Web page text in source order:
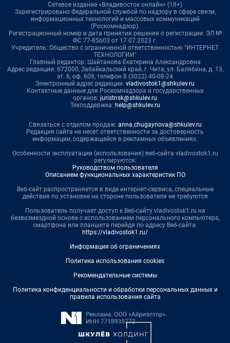
Сетевое издание «Владивосток онлайн» (18+)
Зарегистрировано Федеральной службой по надзору в сфере связи,
информационных технологий и массовых коммуникаций
(Роскомнадзор).
Регистрационный номер и дата принятия решения о регистрации: ЭЛ №
ФС 77-85603 от 17.07.2023 г.
Учредитель: Общество с ограниченной ответственностью "ИНТЕРНЕТ
ТЕХНОЛОГИИ"
Главный редактор: Шайтанова Екатерина Александровна
Адрес редакции: 672000, Забайкальский край, г. Чита, ул. Балябина, д. 13,
эт. 6, оф. 608, телефон 8 (3022) 40-08-24
Электронный адрес редакции: vladivostok1@shkulev.ru
Контактные данные для Роскомнадзора и государственных
органов: juristnsk@shkulev.ru
Техподдержка: help@shkulev.ru
Связаться с отделом продаж: anna.chugaynova@shkulev.ru
Редакция сайта не несет ответственности за достоверность
информации, содержащейся в рекламных объявлениях.
Особенности эксплуатации (использования) веб-сайта vladivostok1.ru
регулируются:
Руководством пользователя
Описанием функциональных характеристик ПО
Веб-сайт распространяется в виде интернет-сервиса, специальные
действия по установке на стороне пользователя не требуются
Пользователь получает доступ к Веб-сайту vladivostok1.ru на
безвозмездной основе с использованием персонального компьютера,
смартфона или планшета перейдя по адресу Веб-сайта:
https://vladivostok1.ru/
Информация об ограничениях
Политика использования cookies
Рекомендательные системы
Политика конфиденциальности и обработки персональных данных и
правила использования сайта